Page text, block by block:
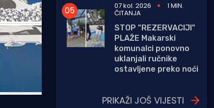
07 kol. 2026
1 MIN.
ČITANJA
STOP "REZERVACIJI"
PLAŽE Makarski
komunalci ponovno
uklanjali ručnike
ostavljene preko noći
PRIKAŽI JOŠ VIJESTI